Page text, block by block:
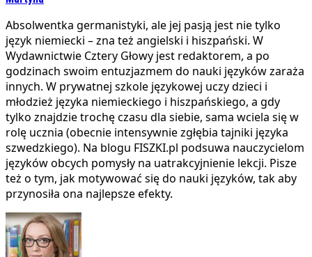
Absolwentka germanistyki, ale jej pasją jest nie tylko
język niemiecki – zna też angielski i hiszpański. W
Wydawnictwie Cztery Głowy jest redaktorem, a po
godzinach swoim entuzjazmem do nauki języków zaraża
innych. W prywatnej szkole językowej uczy dzieci i
młodzież języka niemieckiego i hiszpańskiego, a gdy
tylko znajdzie trochę czasu dla siebie, sama wciela się w
rolę ucznia (obecnie intensywnie zgłębia tajniki języka
szwedzkiego). Na blogu FISZKI.pl podsuwa nauczycielom
języków obcych pomysły na uatrakcyjnienie lekcji. Pisze
też o tym, jak motywować się do nauki języków, tak aby
przynosiła ona najlepsze efekty.